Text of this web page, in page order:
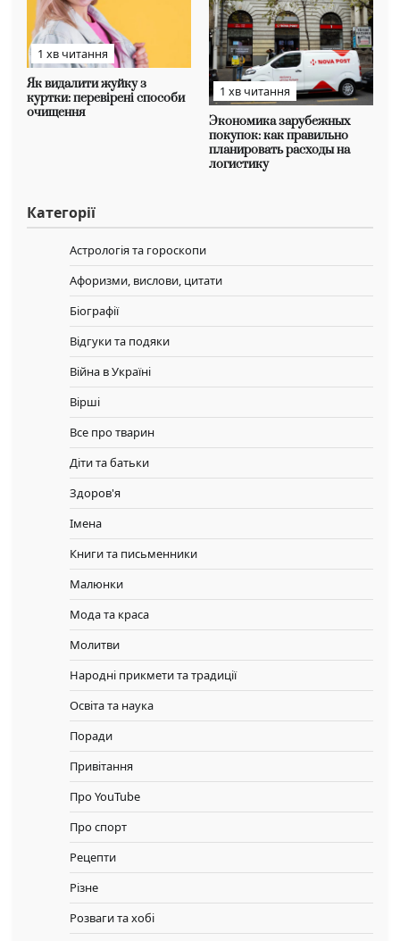
1 хв читання
Як видалити жуйку з
куртки: перевірені способи
очищення
1 хв читання
Экономика зарубежных
покупок: как правильно
планировать расходы на
логистику
Категорії
Астрологія та гороскопи
Афоризми, вислови, цитати
Біографії
Відгуки та подяки
Війна в Україні
Вірші
Все про тварин
Діти та батьки
Здоров'я
Імена
Книги та письменники
Малюнки
Мода та краса
Молитви
Народні прикмети та традиції
Освіта та наука
Поради
Привітання
Про YouTube
Про спорт
Рецепти
Різне
Розваги та хобі